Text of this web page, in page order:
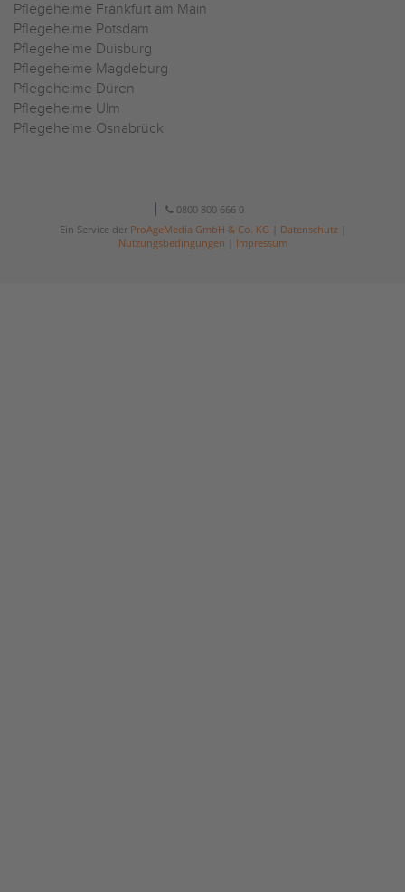
Pflegeheime Frankfurt am Main
Pflegeheime Potsdam
Pflegeheime Duisburg
Pflegeheime Magdeburg
Pflegeheime Düren
Pflegeheime Ulm
Pflegeheime Osnabrück
0800 800 666 0
Ein Service der ProAgeMedia GmbH & Co. KG Datenschutz|
Nutzungsbedingungen
Impressum